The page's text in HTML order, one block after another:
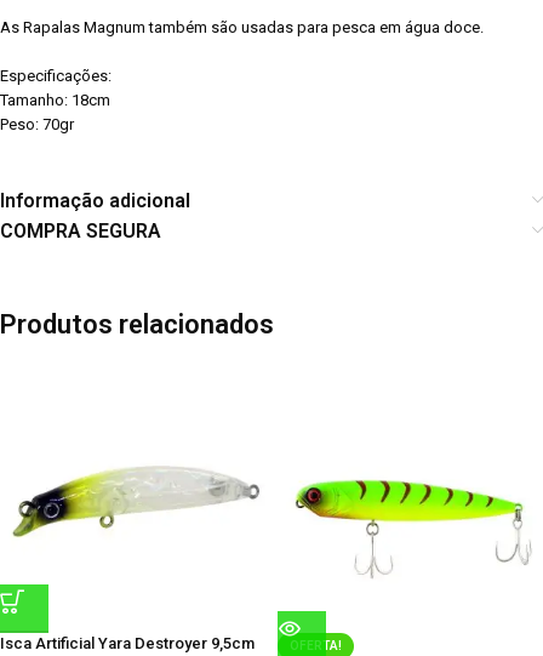
As Rapalas Magnum também são usadas para pesca em água doce.
Especificações:
Tamanho: 18cm
Peso: 70gr
Informação adicional
COMPRA SEGURA
Produtos relacionados
Isca Artificial Yara Destroyer 9,5cm
OFERTA!